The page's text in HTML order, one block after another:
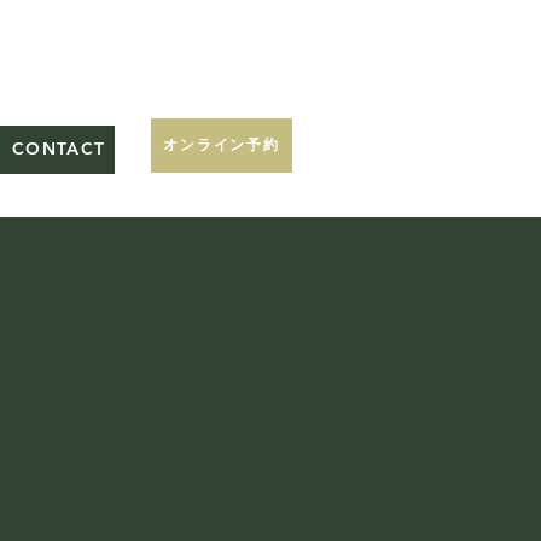
CONTACT オンライン予約